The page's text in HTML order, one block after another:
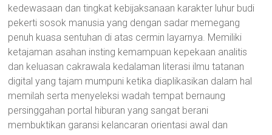
kedewasaan dan tingkat kebijaksanaan karakter luhur budi
pekerti sosok manusia yang dengan sadar memegang
penuh kuasa sentuhan di atas cermin layarnya. Memiliki
ketajaman asahan insting kemampuan kepekaan analitis
dan keluasan cakrawala kedalaman literasi ilmu tatanan
digital yang tajam mumpuni ketika diaplikasikan dalam hal
memilah serta menyeleksi wadah tempat bernaung
persinggahan portal hiburan yang sangat berani
membuktikan garansi kelancaran orientasi awal dan